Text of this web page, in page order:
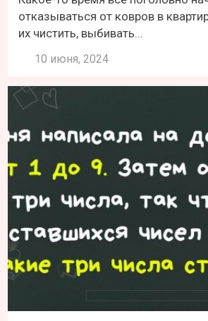
отказываться от ковров в
их чистить, выбивать...
10 июня, 2024